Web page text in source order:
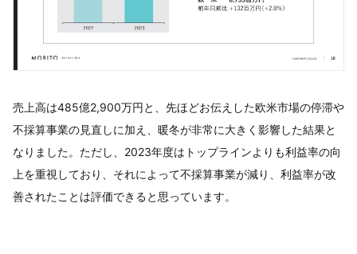
売上高は485億2,900万円と、先ほどお伝えした欧米市場の停滞や
不採算事業の見直しに加え、暖冬が非常に大きく影響した結果と
なりました。ただし、2023年度はトップラインよりも利益率の向
上を重視しており、それによって不採算事業が減り、利益率が改
善されたことは評価できると思っています。